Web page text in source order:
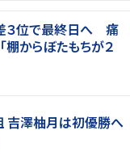
差３位で最終日へ 痛
棚からぼたもちが２
吉澤柚月は初優勝へ